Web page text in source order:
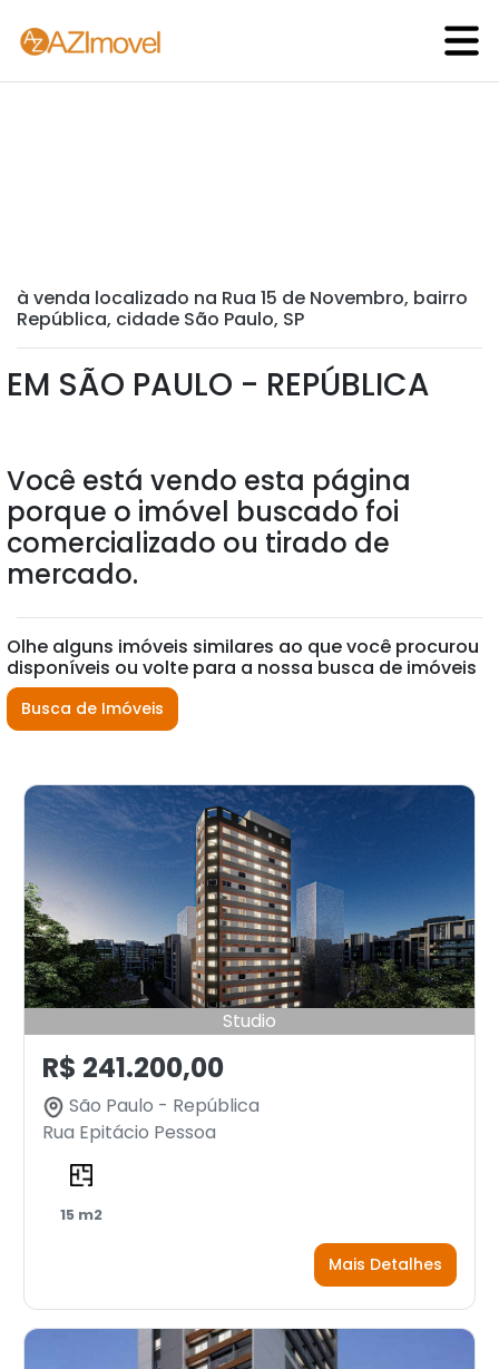
à venda localizado na Rua 15 de Novembro, bairro
República, cidade São Paulo, SP
EM SÃO PAULO - REPÚBLICA
Você está vendo esta página
porque o imóvel buscado foi
comercializado ou tirado de
mercado.
Olhe alguns imóveis similares ao que você procurou
disponíveis ou volte para a nossa busca de imóveis
Busca de Imóveis
Studio
R$ 241.200,00
São Paulo - República
Rua Epitácio Pessoa
15 m2
Mais Detalhes